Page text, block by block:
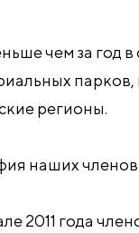
чем за год
регионы.
наших
2011 года